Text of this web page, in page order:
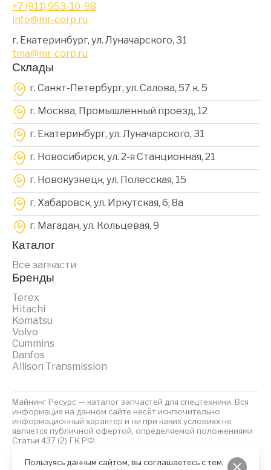
Пользуясь данным сайтом, вы соглашаетесь с тем,
+7 (911) 953-10-98
info@mr-corp.ru
г. Екатеринбург, ул. Луначарского, 31
tma@mr-corp.ru
Склады
г. Санкт-Петербург, ул. Салова, 57 к. 5
г. Москва, Промышленный проезд, 12
г. Екатеринбург, ул. Луначарского, 31
г. Новосибирск, ул. 2-я Станционная, 21
г. Новокузнецк, ул. Полесская, 15
г. Хабаровск, ул. Иркутская, 6, 8a
г. Магадан, ул. Кольцевая, 9
Каталог
Все запчасти
Бренды
Terex
Hitachi
Komatsu
Volvo
Cummins
Danfos
Allison Transmission
Майнинг Ресурс — каталог запчастей для спецтехники. Вся
информация на данном сайте несёт исключительно
информационный характер и ни при каких условиях не
является публичной офертой, определяемой положениями
Статьи 437 (2) ГК РФ.
Политика обработки персональных данныхФайлы Cookies